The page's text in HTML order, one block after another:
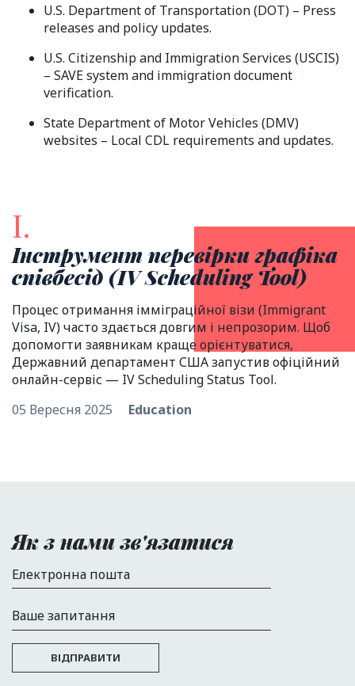
U.S. Department of Transportation (DOT) – Press
releases and policy updates.
U.S. Citizenship and Immigration Services (USCIS)
– SAVE system and immigration document
verification.
State Department of Motor Vehicles (DMV)
websites – Local CDL requirements and updates.
І.
Інструмент перевірки графіка
співбесід (IV Scheduling Tool)
Процес отримання імміграційної візи (Immigrant
Visa, IV) часто здається довгим і непрозорим. Щоб
допомогти заявникам краще орієнтуватися,
Державний департамент США запустив офіційний
онлайн-сервіс — IV Scheduling Status Tool.
05 Вересня 2025
Education
Як з нами зв'язатися
Електронна пошта
Ваше запитання
ВІДПРАВИТИ